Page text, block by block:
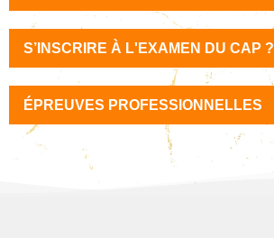
S’INSCRIRE À L'EXAMEN DU CAP ?
ÉPREUVES PROFESSIONNELLES